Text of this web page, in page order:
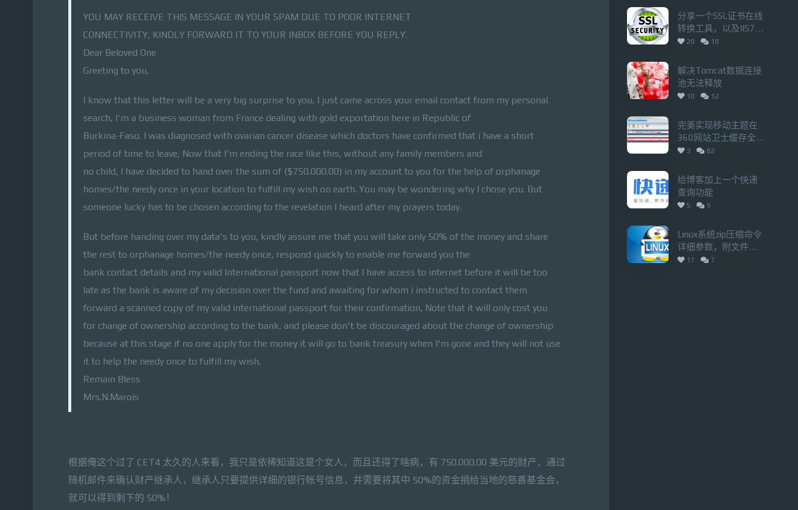
YOU MAY RECEIVE THIS MESSAGE IN YOUR SPAM DUE TO POOR INTERNET
CONNECTIVITY, KINDLY FORWARD IT TO YOUR INBOX BEFORE YOU REPLY.
Dear Beloved One
Greeting to you,
I know that this letter will be a very big surprise to you, I just came across your email contact from my personal
search, I'm a business woman from France dealing with gold exportation here in Republic of
Burkina-Faso. I was diagnosed with ovarian cancer disease which doctors have confirmed that i have a short
period of time to leave, Now that I'm ending the race like this, without any family members and
no child, I have decided to hand over the sum of ($750.000.00) in my account to you for the help of orphanage
homes/the needy once in your location to fulfill my wish on earth. You may be wondering why I chose you. But
someone lucky has to be chosen according to the revelation I heard after my prayers today.
But before handing over my data's to you, kindly assure me that you will take only 50% of the money and share
the rest to orphanage homes/the needy once, respond quickly to enable me forward you the
bank contact details and my valid International passport now that I have access to internet before it will be too
late as the bank is aware of my decision over the fund and awaiting for whom i instructed to contact them
forward a scanned copy of my valid international passport for their confirmation, Note that it will only cost you
for change of ownership according to the bank, and please don't be discouraged about the change of ownership
because at this stage if no one apply for the money it will go to bank treasury when I'm gone and they will not use
it to help the needy once to fulfill my wish,
Remain Bless
Mrs.N.Marois
根据俺这个过了 CET4 太久的人来看，我只是依稀知道这是个女人，而且还得了啥病，有 750.000.00 美元的财产，通过
随机邮件来确认财产继承人，继承人只要提供详细的银行帐号信息，并需要将其中 50%的资金捐给当地的慈善基金会，
就可以得到剩下的 50%！
分享一个SSL证书在线
转换工具，以及IIS7环
境下开通https的方法
20 18
解决Tomcat数据连接
池无法释放
10 12
完美实现移动主题在
360网站卫士缓存全开
情况下的切换
3 82
给博客加上一个快递
查询功能
5 9
Linux系统zip压缩命令
详细参数，附文件排
除选项的正确用法
17 7